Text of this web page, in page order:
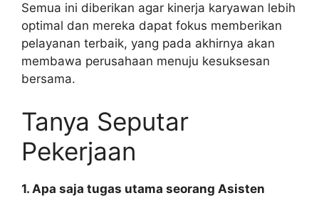
Semua ini diberikan agar kinerja karyawan lebih
optimal dan mereka dapat fokus memberikan
pelayanan terbaik, yang pada akhirnya akan
membawa perusahaan menuju kesuksesan
bersama.
Tanya Seputar
Pekerjaan
1. Apa saja tugas utama seorang Asisten